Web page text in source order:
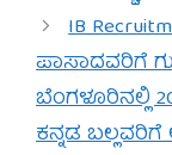
IB
ಪಾಸಾದವರಿಗೆ
ಬೆಂಗಳೂರಿನಲ್ಲಿ
ಕನ್ನಡ ಬಲ್ಲವರಿಗೆ